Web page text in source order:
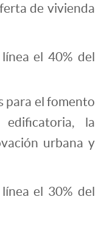
de vivienda
el 40% del
para el fomento
la
urbana y
el 30% del